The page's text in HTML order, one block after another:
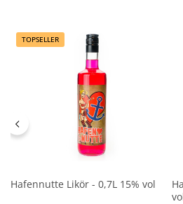
TOPSELLER
Hafennutte Likör - 0,7L 15% vol